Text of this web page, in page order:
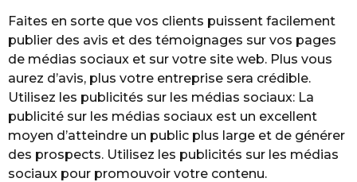
Faites en sorte que vos clients puissent facilement
publier des avis et des témoignages sur vos pages
de médias sociaux et sur votre site web. Plus vous
aurez d’avis, plus votre entreprise sera crédible.
Utilisez les publicités sur les médias sociaux: La
publicité sur les médias sociaux est un excellent
moyen d’atteindre un public plus large et de générer
des prospects. Utilisez les publicités sur les médias
sociaux pour promouvoir votre contenu.